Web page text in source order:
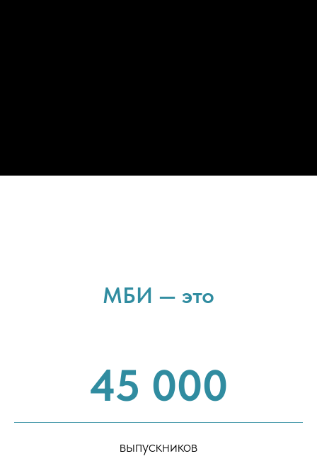
МБИ — это
45 000
выпускников